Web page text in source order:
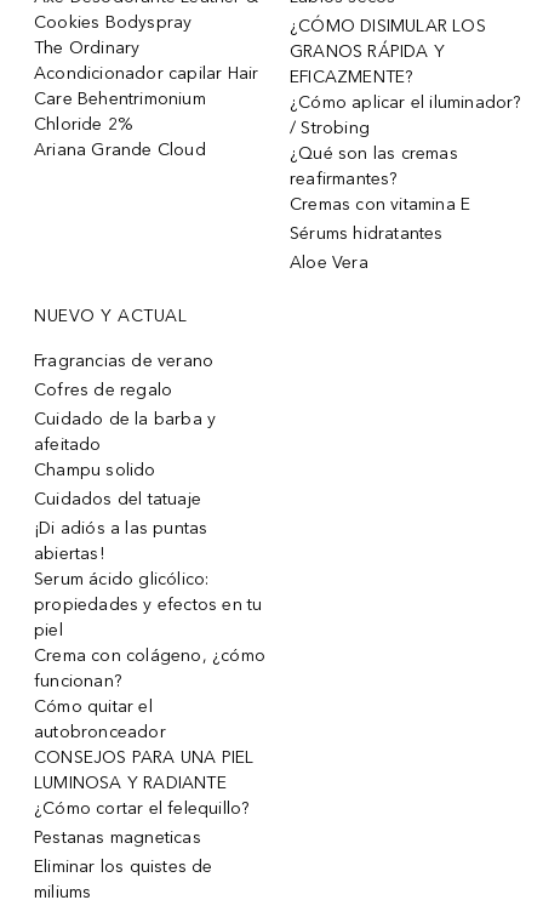
Cookies Bodyspray
The Ordinary
Acondicionador capilar Hair
Care Behentrimonium
Chloride 2%
Ariana Grande Cloud
¿CÓMO DISIMULAR LOS
GRANOS RÁPIDA Y
EFICAZMENTE?
¿Cómo aplicar el iluminador?
/ Strobing
¿Qué son las cremas
reafirmantes?
Cremas con vitamina E
Sérums hidratantes
Aloe Vera
NUEVO Y ACTUAL
Fragrancias de verano
Cofres de regalo
Cuidado de la barba y
afeitado
Champu solido
Cuidados del tatuaje
¡Di adiós a las puntas
abiertas!
Serum ácido glicólico:
propiedades y efectos en tu
piel
Crema con colágeno, ¿cómo
funcionan?
Cómo quitar el
autobronceador
CONSEJOS PARA UNA PIEL
LUMINOSA Y RADIANTE
¿Cómo cortar el felequillo?
Pestanas magneticas
Eliminar los quistes de
miliums